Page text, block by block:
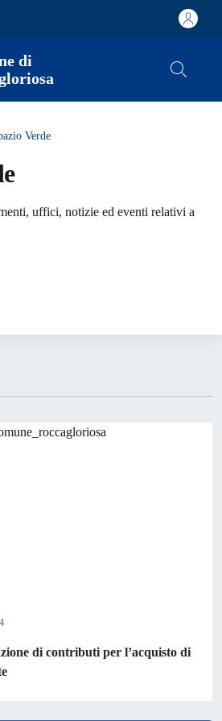
di
Verde
uffici, notizie ed eventi relativi a
di contributi per l’acquisto di